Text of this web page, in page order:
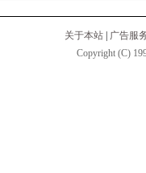
关于本站
广告服
Copyright (C)